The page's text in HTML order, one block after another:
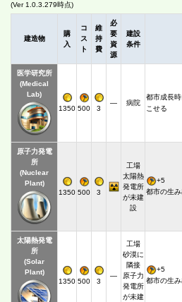
(Ver 1.0.3.279時点)
建造物
購
入
コ
ス
ト
維
持
費
必
要
資
源
建設
条件
医学研究所
(Medical
Lab)
1350 500 3
― 病院
都市成長時
こせる
原子力発電
所
(Nuclear
Plant)
1350 500 3
工場
太陽熱
発電所
が未建
設
+5
都市の生
太陽熱発電
所
(Solar
Plant)
1350 500 3
―
工場
砂漠に
隣接
原子力
発電所
が未建
+5
都市の生